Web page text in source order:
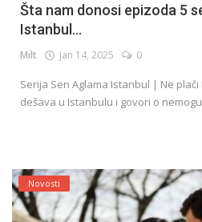
Šta nam donosi epizoda 5
Istanbul...
Milt Jan 14, 2025 0
Serija Sen Aglama Istanbul | Ne
dešava u Istanbulu i govori o
Novosti